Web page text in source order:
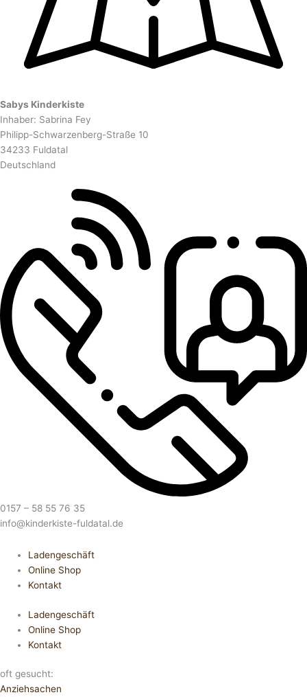
Sabys Kinderkiste
Inhaber: Sabrina Fey
Philipp-Schwarzenberg-Straße 10
34233 Fuldatal
Deutschland
0157 – 58 55 76 35
info@kinderkiste-fuldatal.de
Ladengeschäft
Online Shop
Kontakt
Ladengeschäft
Online Shop
Kontakt
oft gesucht:
Anziehsachen